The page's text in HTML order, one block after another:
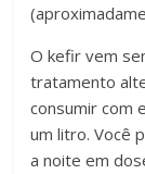
O kefir vem
tratamento
consumir com
um litro. Você
a noite em